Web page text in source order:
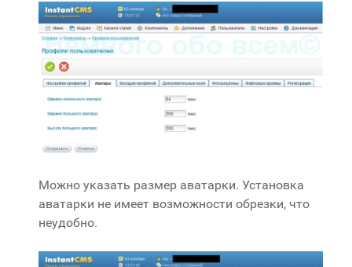
Можно указать размер аватарки. Установка
аватарки не имеет возможности обрезки, что
неудобно.